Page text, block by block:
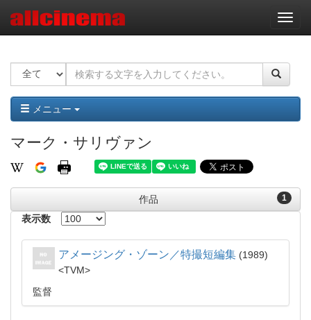
ナ
ビ
ー
ョ
ン
メニュー
マーク・サリヴァン
1
作品
表示数
アメージング・ゾーン／特撮短編集
1989
TVM
監督